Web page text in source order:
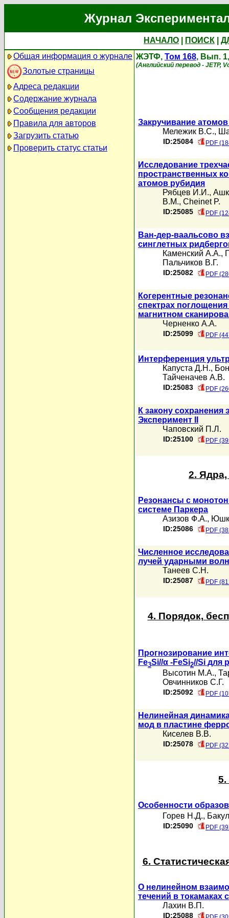
Журнал
НАЧАЛО ПОИСК
Общая информация о журнале
Золотые страницы
Адреса редакции
Содержание журнала
Сообщения редакции
Правила для авторов
Загрузить статью
Проверить статус статьи
ЖЭТФ, Том 168, Вып.
(Английский перевод - JETP,
Закручивание
Мележик В.С.,
ID:25084 PDF
Исследование
пространственных
атомов рубидия
Рябцев И.И.,
В.М., Cheinet P.
ID:25085 PDF
Ван-дер-ваальсово
синглетных
Каменский А.А.,
Пальчиков В.Г.
ID:25082 PDF
Когерентные
спектрах
магнитном
Черненко А.А.
ID:25099 PDF
Интерференция
Капуста Д.Н.,
Тайченачев А.В.
ID:25083 PDF
К закону
Эксперимент II
Чаповский П.Л.
ID:25100 PDF
2. Ядра,
Резонансы с
системе Паркера
Азизов Ф.А.,
ID:25086 PDF
Численное
лучей ударными
Танеев С.Н.
ID:25087 PDF
4. Порядок,
Прогнозирование
Fe3Si//α -FeSi2//Si для
Высотин М.А.,
Овчинников С.Г.
ID:25092 PDF
Нелинейная
мод в пластине
Киселев В.В.
ID:25078 PDF
5.
Особенности
Горев Н.Д.,
ID:25090 PDF
6.
О нелинейном
течений в
Лахин В.П.
ID:25088